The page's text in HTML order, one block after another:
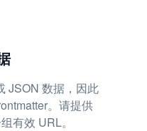
JSON 数据，因此
。请提供
有效 URL。